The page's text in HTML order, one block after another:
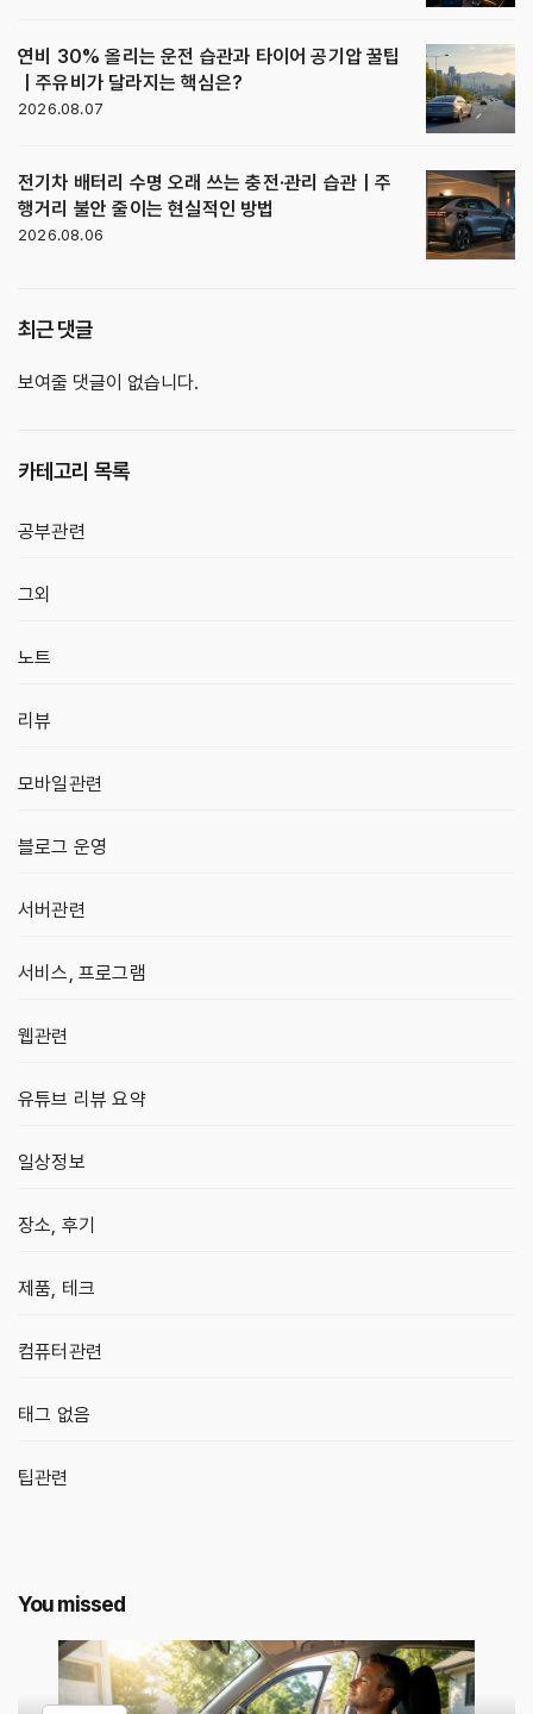
연비 30% 올리는 운전 습관과 타이어 공기압 꿀팁
｜주유비가 달라지는 핵심은?
2026.08.07
전기차 배터리 수명 오래 쓰는 충전·관리 습관｜주
행거리 불안 줄이는 현실적인 방법
2026.08.06
최근 댓글
보여줄 댓글이 없습니다.
카테고리 목록
공부관련
그외
노트
리뷰
모바일관련
블로그 운영
서버관련
서비스, 프로그램
웹관련
유튜브 리뷰 요약
일상정보
장소, 후기
제품, 테크
컴퓨터관련
태그 없음
팁관련
You missed